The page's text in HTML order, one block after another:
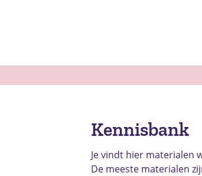
Kennisbank
Je vindt hier materialen
De meeste materialen